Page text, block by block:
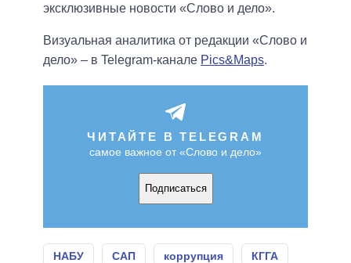
эксклюзивные новости «Слово и дело».
Визуальная аналитика от редакции «Слово и
дело» – в Telegram-канале Pics&Maps.
ЧИТАЙТЕ В TELEGRAM
самое важное от «Слово и дело»
Подписаться
НАБУ САП коррупция КГГА